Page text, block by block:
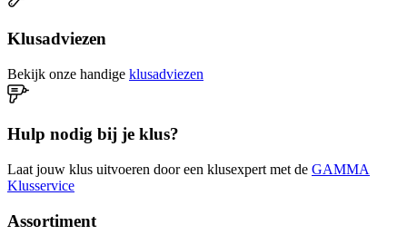
Klusadviezen
Bekijk onze handige klusadviezen
Hulp nodig bij je klus?
Laat jouw klus uitvoeren door een klusexpert met de GAMMA
Klusservice
Assortiment